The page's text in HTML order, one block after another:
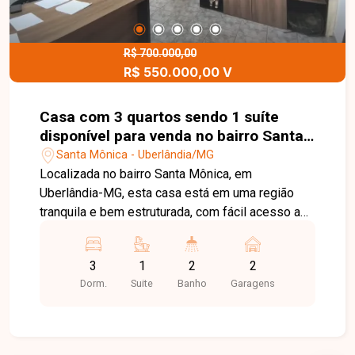
R$ 700.000,00
R$ 550.000,00 V
Casa com 3 quartos sendo 1 suíte
disponível para venda no bairro Santa
Mônica em Uberlândia-MG
Santa Mônica - Uberlândia/MG
Localizada no bairro Santa Mônica, em
Uberlândia-MG, esta casa está em uma região
tranquila e bem estruturada, com fácil acesso a
principais da cidade. Um bairro ideal para quem
busca conforto e qualidade de vida. Casa com
área construída de aproximadamente 160m²,
3
Dorm.
1
Suite
2
Banho
2
Garagens